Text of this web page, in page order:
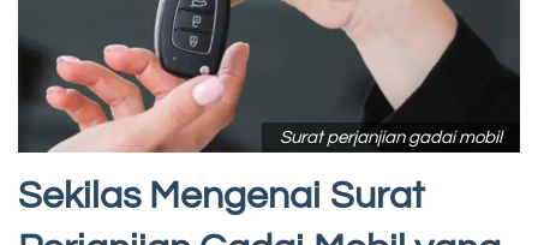
Surat perjanjian gadai mobil
Sekilas Mengenai Surat